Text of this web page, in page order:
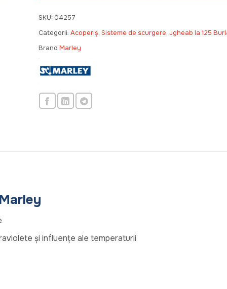
SKU: 04257
Categorii: Acoperiș, Sisteme de scurgere, Jgheab la 125
Brand Marley
și influențe ale temperaturii